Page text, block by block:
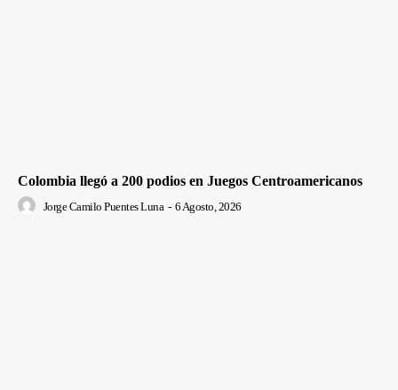
Colombia llegó a 200 podios en Juegos Centroamericanos
Jorge Camilo Puentes Luna - 6 Agosto, 2026